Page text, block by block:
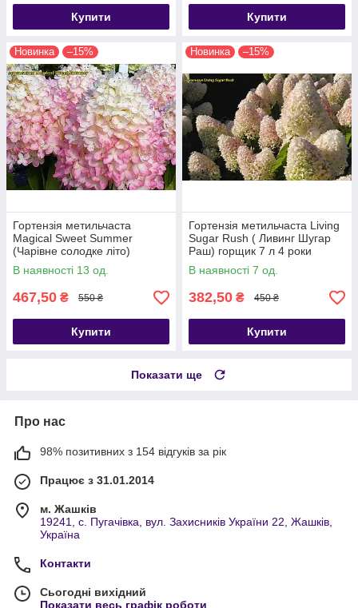
Купити Купити
Новинка –15%
Гортензія метильчаста
Magical Sweet Summer
(Чарівне солодке літо)
горщик 7 л 4р
В наявності 13 од.
467,50 ₴ 550 ₴
Купити
Новинка –15%
Гортензія метильчаста Living
Sugar Rush ( Ливинг Шугар
Раш) горщик 7 л 4 роки
В наявності 7 од.
382,50 ₴ 450 ₴
Купити
Показати ще
Про нас
98% позитивних з 154 відгуків за рік
Працює з 31.01.2014
м. Жашків
19241, с. Пугачівка, вул. Захисників України 22, Жашків,
Україна
Контакти
Сьогодні вихідний
Показати весь графік роботи